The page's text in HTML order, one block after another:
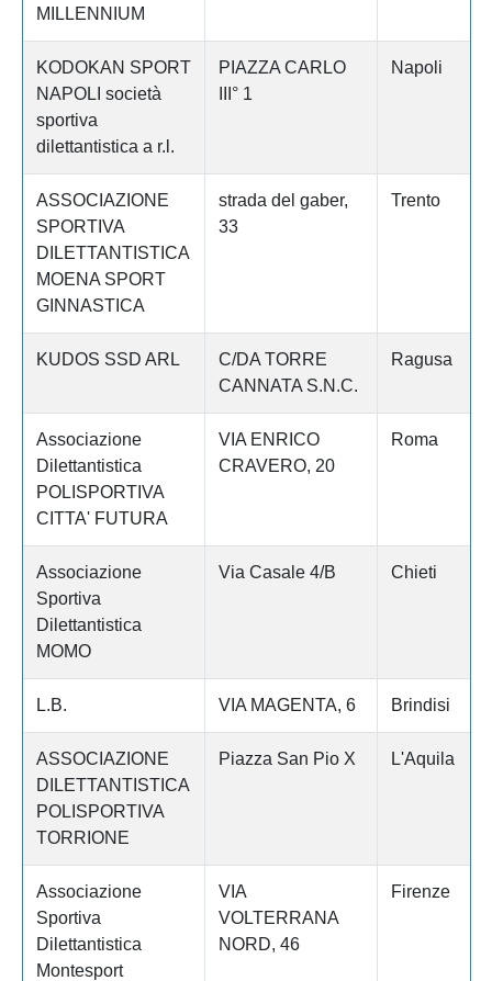
MILLENNIUM
KODOKAN SPORT
NAPOLI società
sportiva
dilettantistica a r.l.
PIAZZA CARLO
III° 1
Napoli
ASSOCIAZIONE
SPORTIVA
DILETTANTISTICA
MOENA SPORT
GINNASTICA
strada del gaber,
33
Trento
KUDOS SSD ARL
C/DA TORRE
CANNATA S.N.C.
Ragusa
Associazione
Dilettantistica
POLISPORTIVA
CITTA' FUTURA
VIA ENRICO
CRAVERO, 20
Roma
Associazione
Sportiva
Dilettantistica
MOMO
Via Casale 4/B Chieti
L.B. VIA MAGENTA, 6 Brindisi
ASSOCIAZIONE
DILETTANTISTICA
POLISPORTIVA
TORRIONE
Piazza San Pio X L'Aquila
Associazione
Sportiva
Dilettantistica
Montesport
VIA
VOLTERRANA
NORD, 46
Firenze